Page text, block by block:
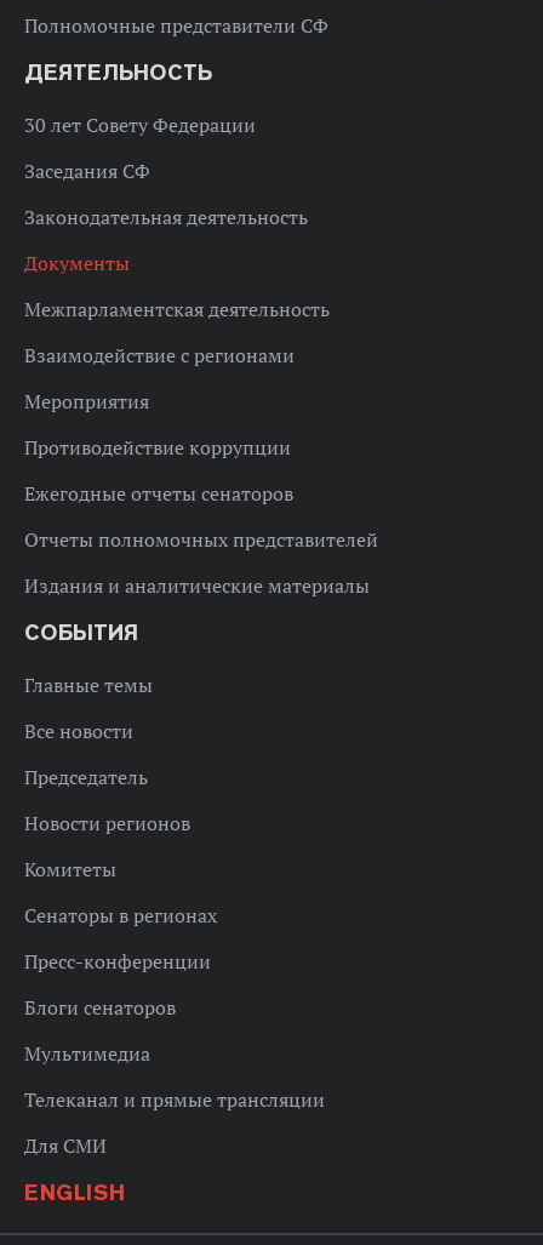
Полномочные представители СФ
ДЕЯТЕЛЬНОСТЬ
30 лет Совету Федерации
Заседания СФ
Законодательная деятельность
Документы
Межпарламентская деятельность
Взаимодействие с регионами
Мероприятия
Противодействие коррупции
Ежегодные отчеты сенаторов
Отчеты полномочных представителей
Издания и аналитические материалы
СОБЫТИЯ
Главные темы
Все новости
Председатель
Новости регионов
Комитеты
Сенаторы в регионах
Пресс-конференции
Блоги сенаторов
Мультимедиа
Телеканал и прямые трансляции
Для СМИ
ENGLISH